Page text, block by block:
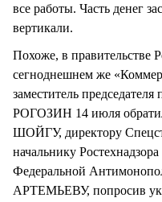
все работы. Часть денег
вертикали.
Похоже, в правительстве
сегноднешнем же
заместитель
РОГОЗИН 14 июля
ШОЙГУ, директору
начальнику
Федеральной
АРТЕМЬЕВУ, попросив